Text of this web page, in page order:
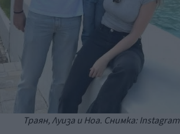
Траян, Луиза и Ноа. Снимка: Instagram